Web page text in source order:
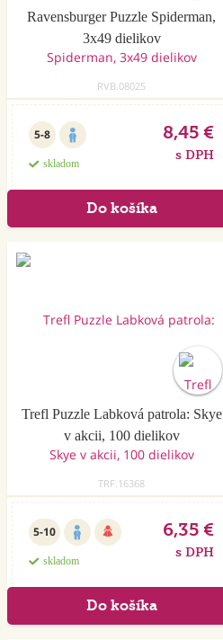
Ravensburger Puzzle Spiderman,
3x49 dielikov
RVB.08025
5-8
skladom
8,45 €
s DPH
Trefl Puzzle Labková patrola: Skye
v akcii, 100 dielikov
TRF.16368
5-10
skladom
6,35 €
s DPH